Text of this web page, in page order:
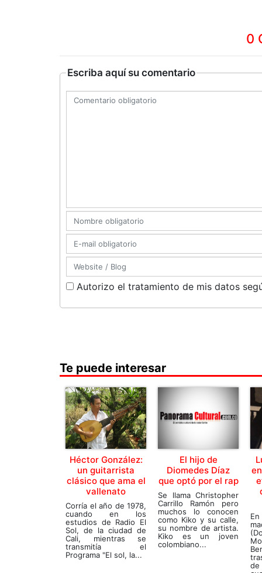
0
Escriba aquí su comentario
Autorizo el tratamiento de mis datos
Te puede interesar
Héctor González:
un guitarrista
clásico que ama el
vallenato
Corría el año de 1978,
cuando en los
estudios de Radio El
Sol, de la ciudad de
Cali, mientras se
transmitía el
Programa "El sol, la...
El hijo de
Diomedes Díaz
que optó por el rap
Se llama Christopher
Carrillo Ramón pero
muchos lo conocen
como Kiko y su calle,
su nombre de artista.
Kiko es un joven
colombiano...
de